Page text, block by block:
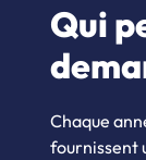
Qui
Chaque
fournissent